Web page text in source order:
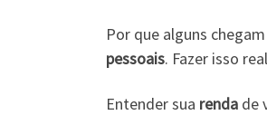
Por que alguns
pessoais. Fazer isso
Entender sua renda de